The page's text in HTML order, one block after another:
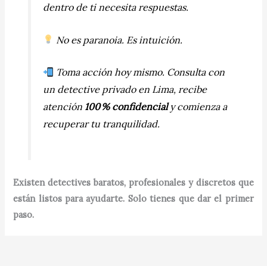
dentro de ti necesita respuestas.
No es paranoia. Es intuición.
Toma acción hoy mismo. Consulta con
un detective privado en Lima, recibe
atención 100 % confidencialy comienza a
recuperar tu tranquilidad.
Existen detectives baratos, profesionales y discretos que
están listos para ayudarte. Solo tienes que dar el primer
paso.